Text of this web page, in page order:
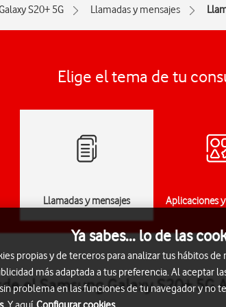
S20+ 5G Llamadas y mensajes
Elige el tema de tu
Llamadas y mensajes Aplicaciones
el Samsung Galaxy S20+ 5G
Ya sabes... lo de las
propias y de terceros para analizar tus hábitos
más adaptada a tus preferencia. Al aceptar
problema en las funciones de tu navegador y no